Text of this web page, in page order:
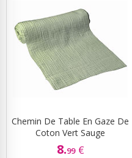
Chemin De Table En Gaze De
Coton Vert Sauge
8.99 €